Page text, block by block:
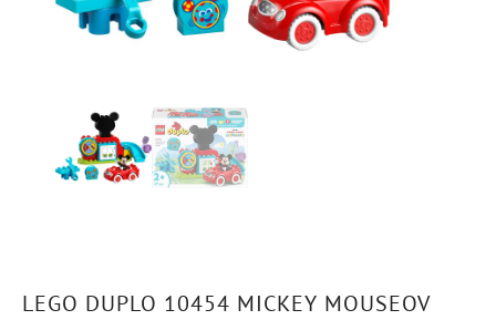
LEGO DUPLO 10454 MICKEY MOUSEOV